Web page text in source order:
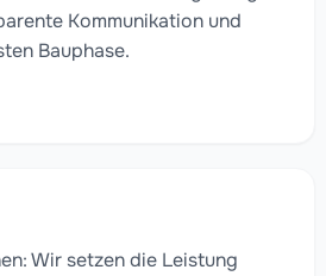
Kommunikation und
Bauphase.
Wir setzen die Leistung